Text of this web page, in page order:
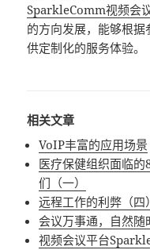
SparkleComm视频会
的方向发展，能够根
供定制化的服务体验。
相关文章
VoIP丰富的应用场景
医疗保健组织面临
们（一）
远程工作的利弊（四）
会议万事通，自然随
视频会议平台